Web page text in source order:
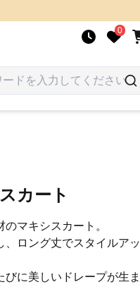
0
カート
マキシスカート。
、ロング丈でスタイルアッ
びに美しいドレープが生ま